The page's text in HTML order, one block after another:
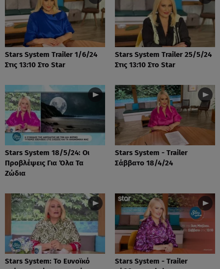
Stars System Trailer 1/6/24
Στις 13:10 Στο Star
Stars System Trailer 25/5/24
Στις 13:10 Στο Star
Stars System 18/5/24: Οι
Προβλέψεις Για Όλα Τα
Ζώδια
Stars System - Trailer
Σάββατο 18/4/24
Stars System: Το Ευνοϊκό
Stars System - Trailer